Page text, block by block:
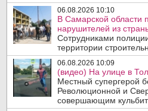
06.08.2026 10:10
В Самарской области
нарушителей из
Сотрудниками
территории
06.08.2026 10:09
(видео) На улице в
Местный супергерой
Революционной и
совершающим